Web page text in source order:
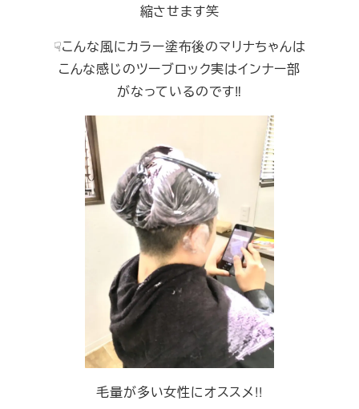
縮させます笑
☟こんな風にカラー塗布後のマリナちゃんは
こんな感じのツーブロック実はインナー部
がなっているのです‼︎
毛量が多い女性にオススメ!!